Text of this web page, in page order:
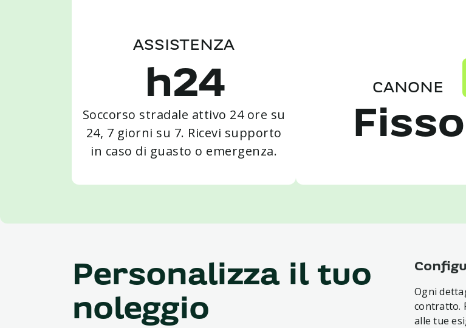
ASSISTENZA
h24
Soccorso stradale attivo 24 ore su
24, 7 giorni su 7. Ricevi supporto
in caso di guasto o emergenza.
CANONE
Fisso
Personalizza il tuo
noleggio
Ogni
contratto.
alle tue